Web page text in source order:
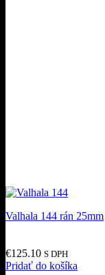
Valhala 144 rán 25mm
€125.10 S DPH
Pridať do košíka